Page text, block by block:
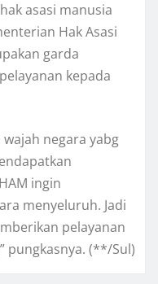
asasi manusia
Hak Asasi
garda
kepada
negara yabg
ingin
menyeluruh. Jadi
pelayanan
pungkasnya. (**/Sul)